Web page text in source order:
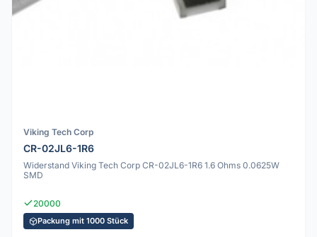
Viking Tech Corp
CR-02JL6-1R6
Widerstand Viking Tech Corp CR-02JL6-1R6 1.6 Ohms 0.0625W
SMD
20000
Packung mit 1000 Stück